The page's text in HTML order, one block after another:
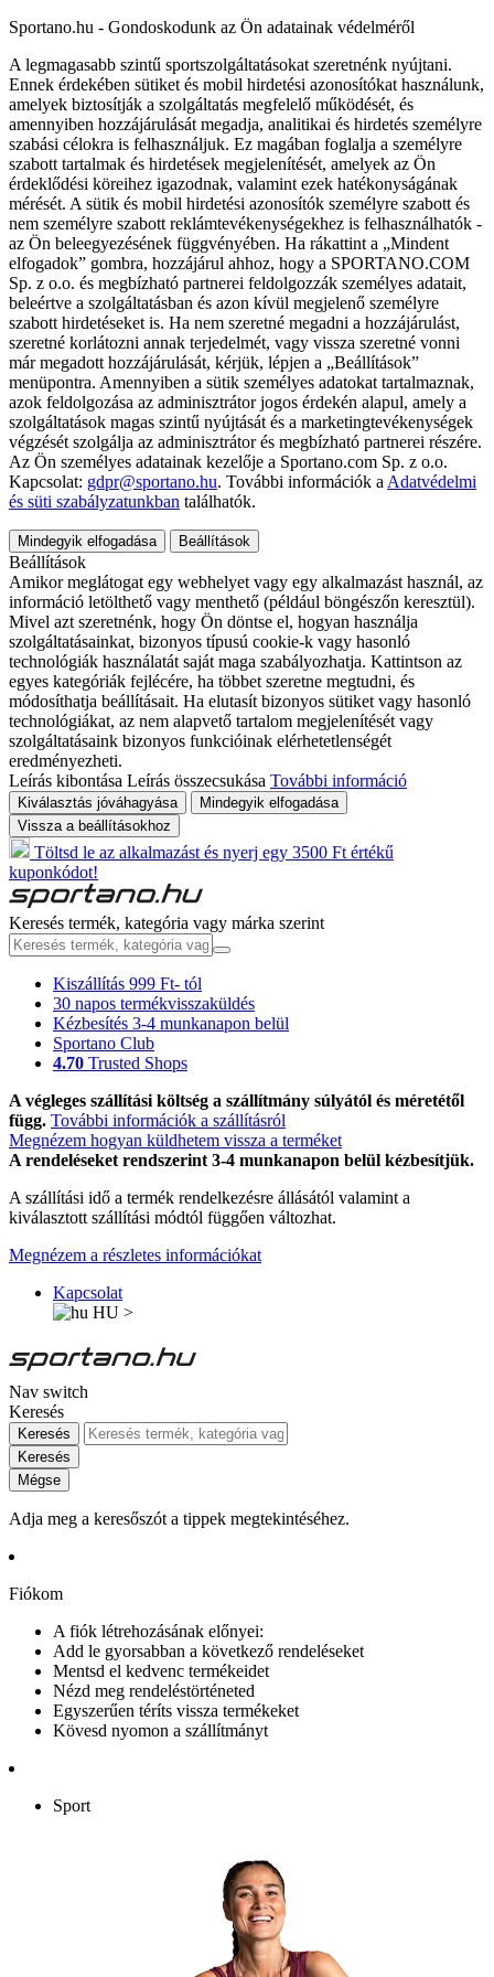
Sportano.hu - Gondoskodunk az Ön adatainak védelméről
A legmagasabb szintű sportszolgáltatásokat szeretnénk nyújtani.
Ennek érdekében sütiket és mobil hirdetési azonosítókat használunk,
amelyek biztosítják a szolgáltatás megfelelő működését, és
amennyiben hozzájárulását megadja, analitikai és hirdetés személyre
szabási célokra is felhasználjuk. Ez magában foglalja a személyre
szabott tartalmak és hirdetések megjelenítését, amelyek az Ön
érdeklődési köreihez igazodnak, valamint ezek hatékonyságának
mérését. A sütik és mobil hirdetési azonosítók személyre szabott és
nem személyre szabott reklámtevékenységekhez is felhasználhatók -
az Ön beleegyezésének függvényében. Ha rákattint a „Mindent
elfogadok” gombra, hozzájárul ahhoz, hogy a SPORTANO.COM
Sp. z o.o. és megbízható partnerei feldolgozzák személyes adatait,
beleértve a szolgáltatásban és azon kívül megjelenő személyre
szabott hirdetéseket is. Ha nem szeretné megadni a hozzájárulást,
szeretné korlátozni annak terjedelmét, vagy vissza szeretné vonni
már megadott hozzájárulását, kérjük, lépjen a „Beállítások”
menüpontra. Amennyiben a sütik személyes adatokat tartalmaznak,
azok feldolgozása az adminisztrátor jogos érdekén alapul, amely a
szolgáltatások magas szintű nyújtását és a marketingtevékenységek
végzését szolgálja az adminisztrátor és megbízható partnerei részére.
Az Ön személyes adatainak kezelője a Sportano.com Sp. z o.o.
Kapcsolat: gdpr@sportano.hu. További információk a Adatvédelmi
és süti szabályzatunkban találhatók.
Mindegyik elfogadása Beállítások
Beállítások
Amikor meglátogat egy webhelyet vagy egy alkalmazást használ, az
információ letölthető vagy menthető (például böngészőn keresztül).
Mivel azt szeretnénk, hogy Ön döntse el, hogyan használja
szolgáltatásainkat, bizonyos típusú cookie-k vagy hasonló
technológiák használatát saját maga szabályozhatja. Kattintson az
egyes kategóriák fejlécére, ha többet szeretne megtudni, és
módosíthatja beállításait. Ha elutasít bizonyos sütiket vagy hasonló
technológiákat, az nem alapvető tartalom megjelenítését vagy
szolgáltatásaink bizonyos funkcióinak elérhetetlenségét
eredményezheti.
Leírás kibontása Leírás összecsukása További információ
Kiválasztás jóváhagyása
Mindegyik elfogadása
Vissza a beállításokhoz
Töltsd le az alkalmazást és nyerj egy 3500 Ft értékű
kuponkódot!
Keresés termék, kategória vagy márka szerint
Kiszállítás 999 Ft- tól
30 napos termékvisszaküldés
Kézbesítés 3-4 munkanapon belül
Sportano Club
4.70 Trusted Shops
A végleges szállítási költség a szállítmány súlyától és méretétől
függ. További információk a szállításról
Megnézem hogyan küldhetem vissza a terméket
A rendeléseket rendszerint 3-4 munkanapon belül kézbesítjük.
A szállítási idő a termék rendelkezésre állásától valamint a
kiválasztott szállítási módtól függően változhat.
Megnézem a részletes információkat
Kapcsolat
HU >
Nav switch
Keresés
Keresés
Keresés
Mégse
Adja meg a keresőszót a tippek megtekintéséhez.
Fiókom
A fiók létrehozásának előnyei:
Add le gyorsabban a következő rendeléseket
Mentsd el kedvenc termékeidet
Nézd meg rendeléstörténeted
Egyszerűen téríts vissza termékeket
Kövesd nyomon a szállítmányt
Sport